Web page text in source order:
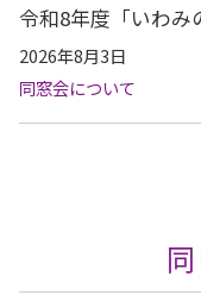
令和8年度「いわみ
2026年8月3日
同窓会について